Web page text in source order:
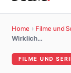
Home › Filme und
Wirklich…
FILME UND